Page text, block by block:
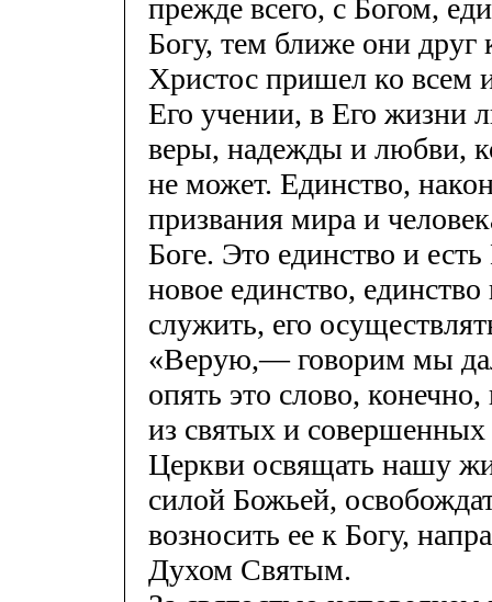
прежде всего, с Богом,
Богу, тем ближе они друг
Христос пришел ко всем
Его учении, в Его жизни
веры, надежды и любви,
не может. Единство,
призвания мира и
Боге. Это единство и
новое единство,
служить, его
«Верую,— говорим мы
опять это слово,
из святых и
Церкви освящать нашу
силой Божьей,
возносить ее к Богу,
Духом Святым.